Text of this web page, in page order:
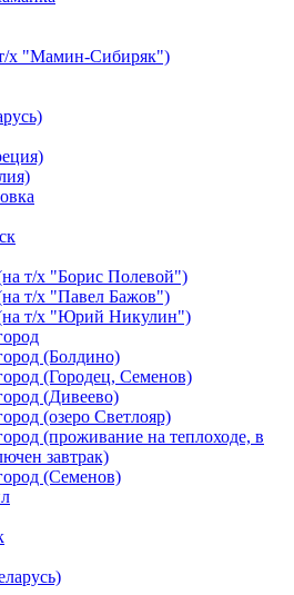
х "Мамин-Сибиряк")
т/х "Борис Полевой")
т/х "Павел Бажов")
т/х "Юрий Никулин")
(Болдино)
(Городец, Семенов)
(Дивеево)
(озеро Светлояр)
(проживание на теплоходе, в
завтрак)
(Семенов)